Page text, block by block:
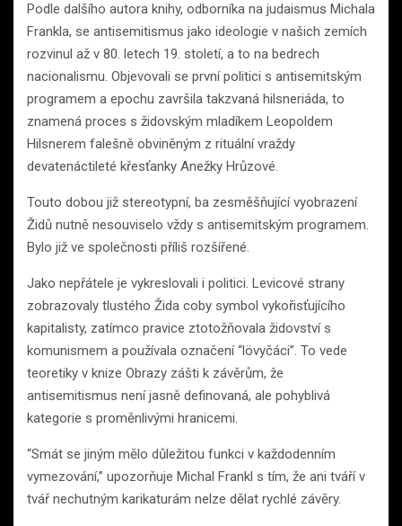
Podle dalšího autora knihy, odborníka na judaismus Michala
Frankla, se antisemitismus jako ideologie v našich zemích
rozvinul až v 80. letech 19. století, a to na bedrech
nacionalismu. Objevovali se první politici s antisemitským
programem a epochu završila takzvaná hilsneriáda, to
znamená proces s židovským mladíkem Leopoldem
Hilsnerem falešně obviněným z rituální vraždy
devatenáctileté křesťanky Anežky Hrůzové.
Touto dobou již stereotypní, ba zesměšňující vyobrazení
Židů nutně nesouviselo vždy s antisemitským programem.
Bylo již ve společnosti příliš rozšířené.
Jako nepřátele je vykreslovali i politici. Levicové strany
zobrazovaly tlustého Žida coby symbol vykořisťujícího
kapitalisty, zatímco pravice ztotožňovala židovství s
komunismem a používala označení “lövyčáci”. To vede
teoretiky v knize Obrazy zášti k závěrům, že
antisemitismus není jasně definovaná, ale pohyblivá
kategorie s proměnlivými hranicemi.
“Smát se jiným mělo důležitou funkci v každodenním
vymezování,” upozorňuje Michal Frankl s tím, že ani tváří v
tvář nechutným karikaturám nelze dělat rychlé závěry.